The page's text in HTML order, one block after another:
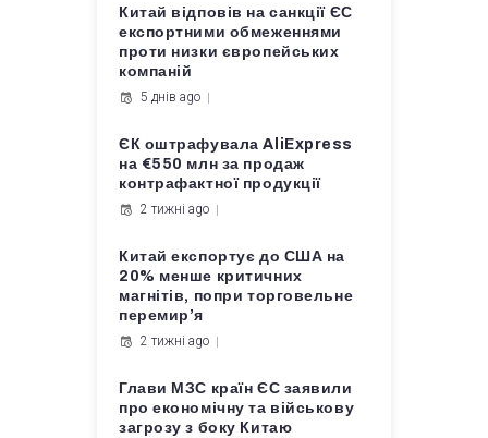
Китай відповів на санкції ЄС
експортними обмеженнями
проти низки європейських
компаній
5 днів ago
ЄК оштрафувала AliExpress
на €550 млн за продаж
контрафактної продукції
2 тижні ago
Китай експортує до США на
20% менше критичних
магнітів, попри торговельне
перемир’я
2 тижні ago
Глави МЗС країн ЄС заявили
про економічну та військову
загрозу з боку Китаю